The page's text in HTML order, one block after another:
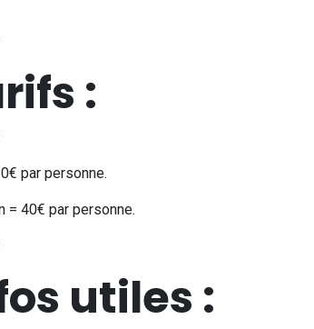
:
par personne.
= 40€ par personne.
utiles :